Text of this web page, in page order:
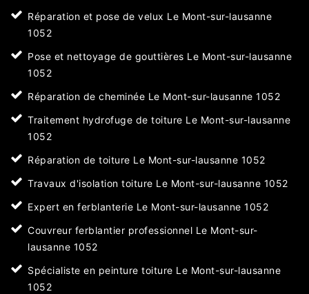
Réparation et pose de velux Le Mont-sur-lausanne
1052
Pose et nettoyage de gouttières Le Mont-sur-lausanne
1052
Réparation de cheminée Le Mont-sur-lausanne 1052
Traitement hydrofuge de toiture Le Mont-sur-lausanne
1052
Réparation de toiture Le Mont-sur-lausanne 1052
Travaux d'isolation toiture Le Mont-sur-lausanne 1052
Expert en ferblanterie Le Mont-sur-lausanne 1052
Couvreur ferblantier professionnel Le Mont-sur-
lausanne 1052
Spécialiste en peinture toiture Le Mont-sur-lausanne
1052